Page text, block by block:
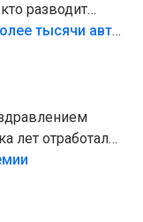
разводит
полно
В тольяттинский лес не пустили более тысячи автомобилей
лет отработали